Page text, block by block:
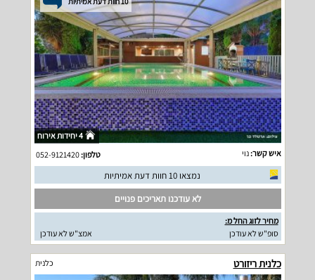
4 יחידות אירוח
איש קשר:נוי טלפון:052-9121420
נמצאו 10 חוות דעת אמיתיות
לא עודכנו תאריכים פנויים
מחיר לזוג החל מ:
סופ"ש לא עודכן
אמצ"ש לא עודכן
כלנית ריזורט כלנית